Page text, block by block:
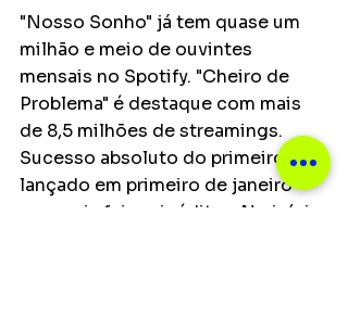
"Nosso Sonho" já tem quase um
milhão e meio de ouvintes
mensais no Spotify. "Cheiro de
Problema" é destaque com mais
de 8,5 milhões de streamings.
Sucesso absoluto do primeiro EP,
lançado em primeiro de janeiro
com seis faixas inéditas. No início